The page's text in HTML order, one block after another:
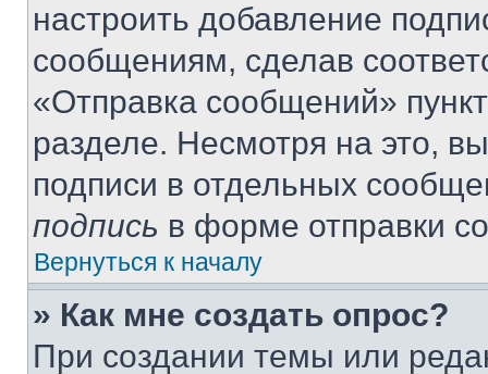
настроить добавление
сообщениям, сделав
«Отправка сообщений»
разделе. Несмотря на это,
подписи в отдельных
подпись в форме отправки
Вернуться к началу
» Как мне создать опрос?
При создании темы или